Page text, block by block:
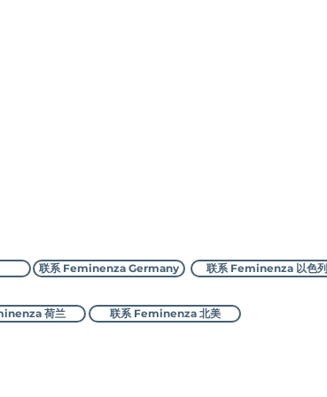
联系 Feminenza Germany 联系 Feminenza 以色列
荷兰 联系 Feminenza 北美